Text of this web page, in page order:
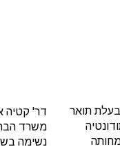
תואר
דר' קטיה
נשימה